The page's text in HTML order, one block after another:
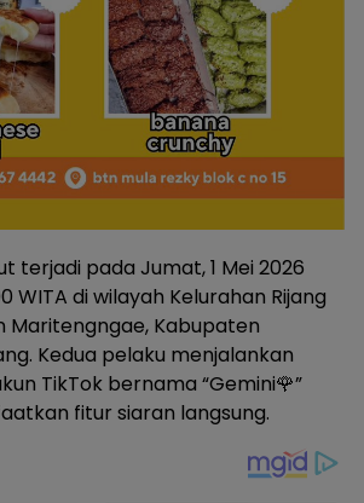
terjadi pada Jumat, 1 Mei 2026
WITA di wilayah Kelurahan Rijang
Maritengngae, Kabupaten
Kedua pelaku menjalankan
TikTok bernama “Gemini🌹”
fitur siaran langsung.